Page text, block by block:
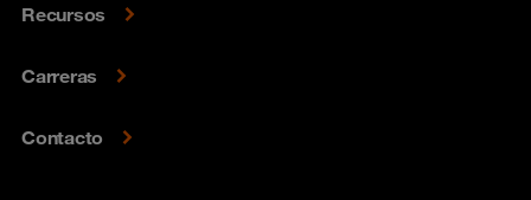
Recursos
Carreras
Contacto